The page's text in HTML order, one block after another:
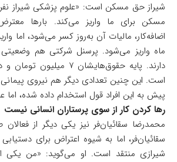
مسکن برای ما واریز می‌کند. بار‌ها
ماه واریز می‌شود. پرسنل شرکتی هم وضعیتی
دارند. پایه حقوق‌هایشان ۷
است. این چنین تعدادی دیگر هم نیروی
پیش به این افراد قول استخدام داده شده،
رها کردن کار از سوی پرستاران انسانی نیست
محمدرضا سقائیان‌فر نیز یکی دیگر از
سقائیان‌فر، اما به شیوه اعتراض برای
شیرازی منتقد است. او می‌گوید: «من یکی